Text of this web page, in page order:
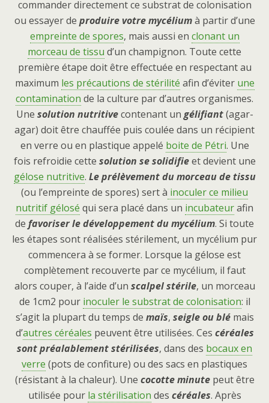
commander directement ce substrat de colonisation
ou essayer de produire votre mycéliumà partir d’une
empreinte de spores, mais aussi en clonant un
morceau de tissu d’un champignon. Toute cette
première étape doit être effectuée en respectant au
maximum les précautions de stérilité afin d’éviter une
contamination de la culture par d’autres organismes.
Une solution nutritivecontenant un gélifiant(agar-
agar) doit être chauffée puis coulée dans un récipient
en verre ou en plastique appelé boite de Pétri. Une
fois refroidie cette solution se solidifieet devient une
gélose nutritive. Leprélèvement du morceau de tissu
(ou l’empreinte de spores) sert à inoculer ce milieu
nutritif gélosé qui sera placé dans un incubateurafin
de favoriser le développement du mycélium. Si toute
les étapes sont réalisées stérilement, un mycélium pur
commencera à se former. Lorsque la gélose est
complètement recouverte par ce mycélium, il faut
alors couper, à l’aide d’un scalpel stérile, un morceau
de 1cm2 pour inoculer le substrat de colonisation: il
s’agit la plupart du temps de maïs, seigle ou blémais
d’autres céréales peuvent être utilisées. Ces céréales
sont préalablement stérilisées, dans des bocaux en
verre (pots de confiture) ou des sacs en plastiques
(résistant à la chaleur). Une cocotte minutepeut être
utilisée pour la stérilisation des céréales. Après